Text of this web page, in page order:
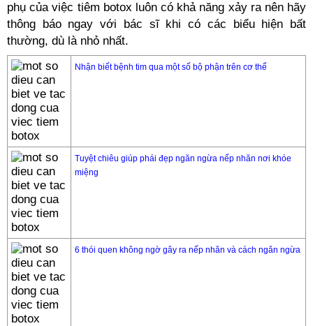
phụ của việc tiêm botox luôn có khả năng xảy ra nên hãy
thông báo ngay với bác sĩ khi có các biểu hiện bất
thường, dù là nhỏ nhất.
Nhận biết bệnh tim qua một số bộ phận trên cơ thể
Tuyệt chiêu giúp phái đẹp ngăn ngừa nếp nhăn nơi khóe
miệng
6 thói quen không ngờ gây ra nếp nhăn và cách ngăn ngừa